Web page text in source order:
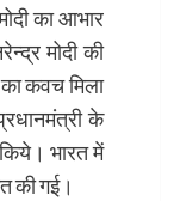
का आभार
मोदी की
का कवच मिला
के
भारत में
की गई।